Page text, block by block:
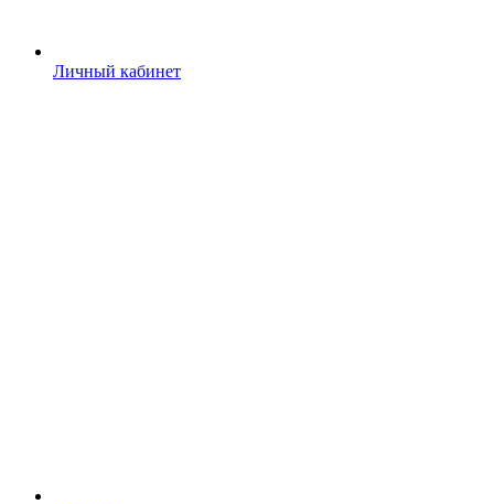
Личный кабинет